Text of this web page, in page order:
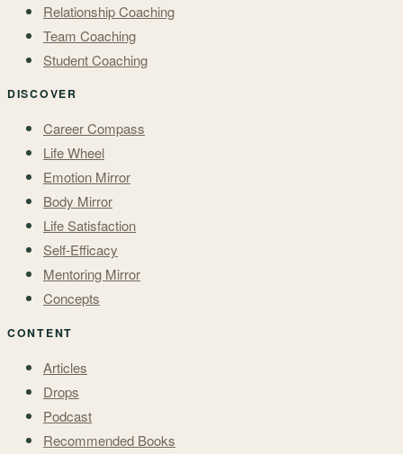
Relationship Coaching
Team Coaching
Student Coaching
DISCOVER
Career Compass
Life Wheel
Emotion Mirror
Body Mirror
Life Satisfaction
Self-Efficacy
Mentoring Mirror
Concepts
CONTENT
Articles
Drops
Podcast
Recommended Books